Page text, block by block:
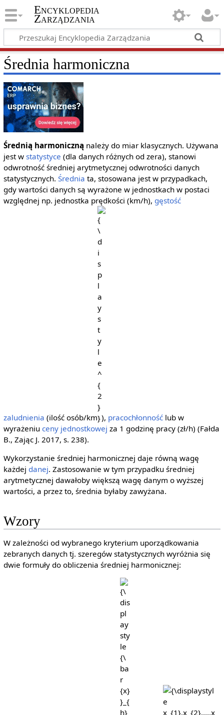
Encyklopedia
Zarządzania
Średnia harmoniczna
Średnią harmoniczną należy do miar klasycznych. Używana
jest w statystyce (dla danych różnych od zera), stanowi
odwrotność średniej arytmetycznej odwrotności danych
statystycznych. Średnia ta, stosowana jest w przypadkach,
gdy wartości danych są wyrażone w jednostkach w postaci
względnej np. jednostka prędkości (km/h), gęstość
zaludnienia (ilość osób/km
{\displaystyle
^{2}}
), pracochłonność lub w
wyrażeniu ceny jednostkowej za 1 godzinę pracy (zł/h) (Fałda
B., Zając J. 2017, s. 238).
Wykorzystanie średniej harmonicznej daje równą wagę
każdej danej. Zastosowanie w tym przypadku średniej
arytmetycznej dawałoby większą wagę danym o wyższej
wartości, a przez to, średnia byłaby zawyżana.
Wzory
W zależności od wybranego kryterium uporządkowania
zebranych danych tj. szeregów statystycznych wyróżnia się
dwie formuły do obliczenia średniej harmonicznej:
{\displaystyle
{\bar
{x}}_{h}}